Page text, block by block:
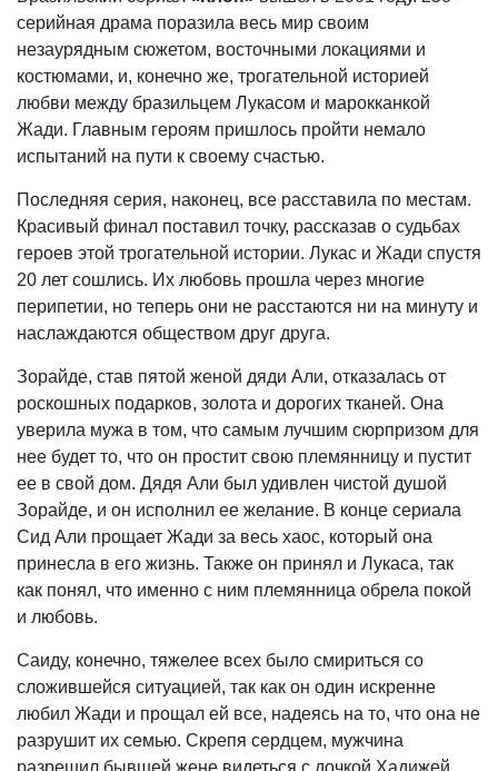
серийная драма поразила весь мир своим
незаурядным сюжетом, восточными локациями и
костюмами, и, конечно же, трогательной историей
любви между бразильцем Лукасом и марокканкой
Жади. Главным героям пришлось пройти немало
испытаний на пути к своему счастью.
Последняя серия, наконец, все расставила по местам.
Красивый финал поставил точку, рассказав о судьбах
героев этой трогательной истории. Лукас и Жади спустя
20 лет сошлись. Их любовь прошла через многие
перипетии, но теперь они не расстаются ни на минуту и
наслаждаются обществом друг друга.
Зорайде, став пятой женой дяди Али, отказалась от
роскошных подарков, золота и дорогих тканей. Она
уверила мужа в том, что самым лучшим сюрпризом для
нее будет то, что он простит свою племянницу и пустит
ее в свой дом. Дядя Али был удивлен чистой душой
Зорайде, и он исполнил ее желание. В конце сериала
Сид Али прощает Жади за весь хаос, который она
принесла в его жизнь. Также он принял и Лукаса, так
как понял, что именно с ним племянница обрела покой
и любовь.
Саиду, конечно, тяжелее всех было смириться со
сложившейся ситуацией, так как он один искренне
любил Жади и прощал ей все, надеясь на то, что она не
разрушит их семью. Скрепя сердцем, мужчина
разрешил бывшей жене видеться с дочкой Хадижей.